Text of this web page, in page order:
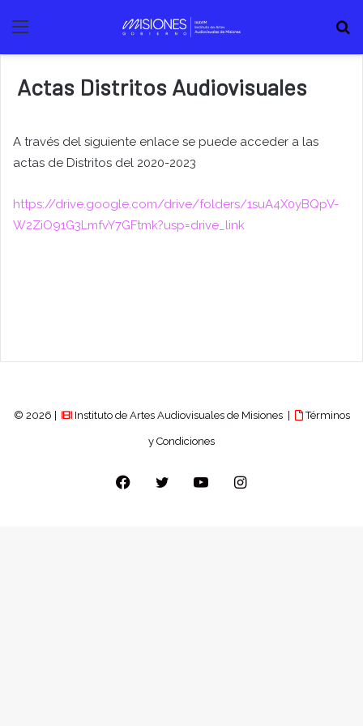
Menú
Actas Distritos Audiovisuales
A través del siguiente enlace se puede acceder a las
actas de Distritos del 2020-2023
https://drive.google.com/drive/folders/1suA4X0yBQpV-
W2ZiO91G3LmfvY7GFtmk?usp=drive_link
© 2026 | Instituto de Artes Audiovisuales de Misiones | Términos
y Condiciones
Facebook
TwitterYouTubeInstagram